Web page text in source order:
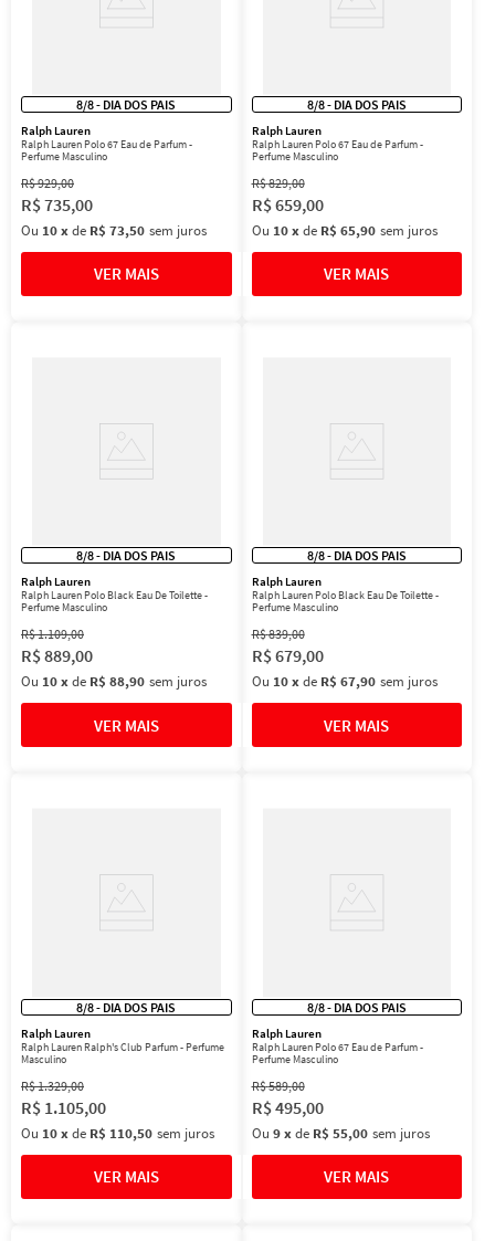
8/8 - DIA DOS PAIS
Ralph Lauren
Ralph Lauren Polo 67 Eau de Parfum -
Perfume Masculino
R$929,00
R$735,00
Ou 10xde R$ 73,50 sem juros
8/8 - DIA DOS PAIS
Ralph Lauren
Ralph Lauren Polo 67 Eau de Parfum -
Perfume Masculino
R$829,00
R$659,00
Ou 10 xde R$ 65,90 sem juros
8/8 - DIA DOS PAIS
Ralph Lauren
Ralph Lauren Polo Black Eau De Toilette -
Perfume Masculino
R$1.109,00
R$889,00
Ou 10xde R$ 88,90 sem juros
8/8 - DIA DOS PAIS
Ralph Lauren
Ralph Lauren Polo Black Eau De Toilette -
Perfume Masculino
R$839,00
R$679,00
Ou 10 xde R$ 67,90 sem juros
8/8 - DIA DOS PAIS
Ralph Lauren
Ralph Lauren Ralph's Club Parfum - Perfume
Masculino
R$1.329,00
R$ 1.105,00
Ou 10xde R$ 110,50 sem juros
8/8 - DIA DOS PAIS
Ralph Lauren
Ralph Lauren Polo 67 Eau de Parfum -
Perfume Masculino
R$589,00
R$495,00
Ou 9 xde R$ 55,00 sem juros